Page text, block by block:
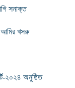
সনাক্ত
আমির খসরু
২০২৪ অনুষ্ঠিত